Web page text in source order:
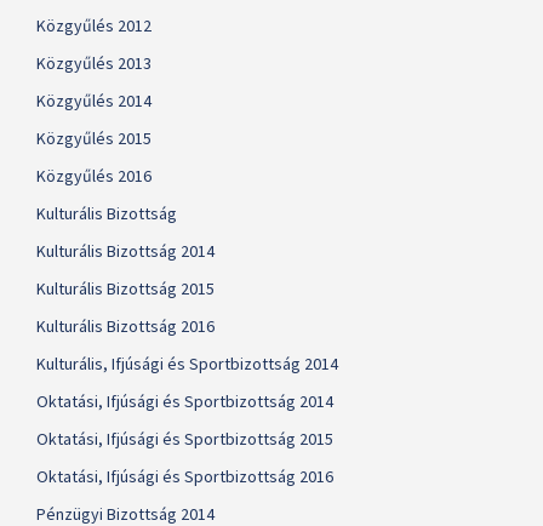
Közgyűlés 2012
Közgyűlés 2013
Közgyűlés 2014
Közgyűlés 2015
Közgyűlés 2016
Kulturális Bizottság
Kulturális Bizottság 2014
Kulturális Bizottság 2015
Kulturális Bizottság 2016
Kulturális, Ifjúsági és Sportbizottság 2014
Oktatási, Ifjúsági és Sportbizottság 2014
Oktatási, Ifjúsági és Sportbizottság 2015
Oktatási, Ifjúsági és Sportbizottság 2016
Pénzügyi Bizottság 2014